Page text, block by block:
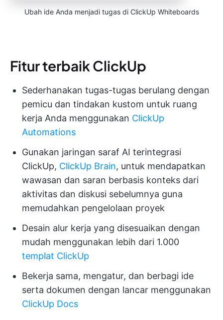
Ubah ide Anda menjadi tugas di ClickUp Whiteboards
Fitur terbaik ClickUp
Sederhanakan tugas-tugas berulang dengan
pemicu dan tindakan kustom untuk ruang
kerja Anda menggunakan ClickUp
Automations
Gunakan jaringan saraf AI terintegrasi
ClickUp, ClickUp Brain, untuk mendapatkan
wawasan dan saran berbasis konteks dari
aktivitas dan diskusi sebelumnya guna
memudahkan pengelolaan proyek
Desain alur kerja yang disesuaikan dengan
mudah menggunakan lebih dari 1.000
templat ClickUp
Bekerja sama, mengatur, dan berbagi ide
serta dokumen dengan lancar menggunakan
ClickUp Docs